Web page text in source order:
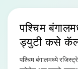
गिफ्ट डीड
सदस्यांना)
(कुटुंबातील
पश्चिम
ड्युटी कसे
पश्चिम बंगालमध्ये